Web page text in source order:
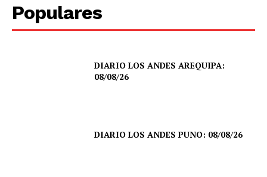
Populares
DIARIO LOS ANDES AREQUIPA:
08/08/26
DIARIO LOS ANDES PUNO: 08/08/26